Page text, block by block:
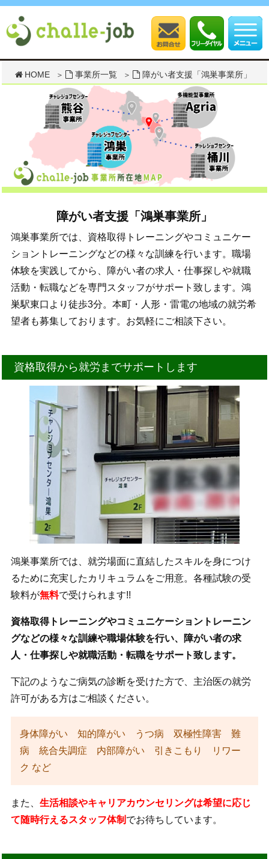
HOME 事業所一覧 障がい者支援「鴻巣事業所」
障がい者支援「鴻巣事業所」
鴻巣事業所では、資格取得トレーニングやコミュニケー
ショントレーニングなどの様々な訓練を行います。職場
体験を実践してから、障がい者の求人・仕事探しや就職
活動・転職などを専門スタッフがサポート致します。鴻
巣駅東口より徒歩3分。本町・人形・雷電の地域の就労希
望者も募集しております。お気軽にご相談下さい。
資格取得から就労までサポートします
鴻巣事業所では、就労場面に直結したスキルを身につけ
るために充実したカリキュラムをご用意。各種試験の受
験料が無料で受けられます!!
資格取得トレーニングやコミュニケーショントレーニン
グなどの様々な訓練や職場体験を行い、障がい者の求
人・仕事探しや就職活動・転職をサポート致します。
下記のようなご病気の診断を受けた方で、主治医の就労
許可がある方はご相談ください。
身体障がい 知的障がい うつ病 双極性障害 難
病 統合失調症 内部障がい 引きこもり リワー
ク など
また、 生活相談やキャリアカウンセリングは希望に応じ
て随時行えるスタッフ体制 でお待ちしています。